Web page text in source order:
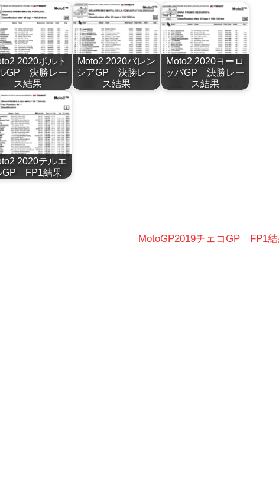
2020ポルト
GP 決勝レー
ス結果
Moto2 2020バレン
シアGP 決勝レー
ス結果
Moto2 2020ヨーロ
ッパGP 決勝レー
ス結果
2020テルエ
GP FP1結果
次
MotoGP2019チェコGP FP1結